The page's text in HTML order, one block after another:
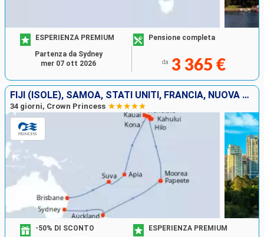
ESPERIENZA PREMIUM Pensione completa
da 3 365 €
Partenza da Sydney
mer 07 ott 2026
FIJI (ISOLE), SAMOA, STATI UNITI, FRANCIA, NUOVA ZELANDA, AUSTRALIA
34 giorni, Crown Princess
-50% DI SCONTO
ESPERIENZA PREMIUM